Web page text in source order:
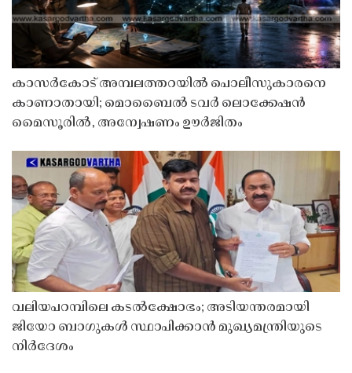
കാസർകോട് അമ്പലത്തറയിൽ പൊലീസുകാരനെ
കാണാതായി; മൊബൈൽ ടവർ ലൊക്കേഷൻ
മൈസൂരിൽ, അന്വേഷണം ഊർജിതം
വലിയപറമ്പിലെ കടൽക്ഷോഭം; അടിയന്തരമായി
ജിയോ ബാഗുകൾ സ്ഥാപിക്കാൻ മുഖ്യമന്ത്രിയുടെ
നിർദേശം